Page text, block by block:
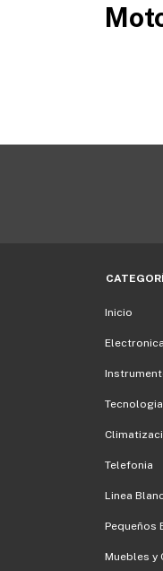
Inicio
Electronica
Tecnologia
Telefonia
Linea
Pequeños
Muebles y